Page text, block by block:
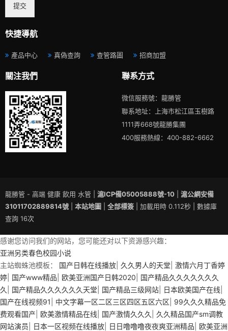
提交
快捷導航
產品中心 真偽查詢 查管路圖 招商加盟
關注我們 聯系方式
微信服務號：龍勝管
聯系地址：上海市松江區玉樹路
1111弄668號龍勝集團
400服務熱線：400-882-6662
龍勝管 - 高端 健康 飲用 水管 | 滬ICP備05005888號-10
滬公網安備
31011702889814號
本站地圖 全部標簽
| 加載用時 0.112秒 | 數據庫
查詢 16次
感谢您访问我们的网站，您可能还对以下资源感兴趣：
亚洲另类春色校园小说
主站蜘蛛池模板： 国产日韩在线播放 久久男人的天堂 激情六月丁香婷
婷 国产www精品 欧美亚洲国产日韩2020
国产精品久久久久久久久
久
国产精品久久久久久久天堂 国产精品三级网站 日本欧美国产在线
国产在线视频91
中文字幕一区二区三区四区五区六区
99久久久精品免
费观看国产
欧美激情精品在线 国产激情久久久
久久精品国产sm调教
网站演员
日本一区视频在线播放 日日噜噜噜夜夜爽亚洲精品 欧美亚洲